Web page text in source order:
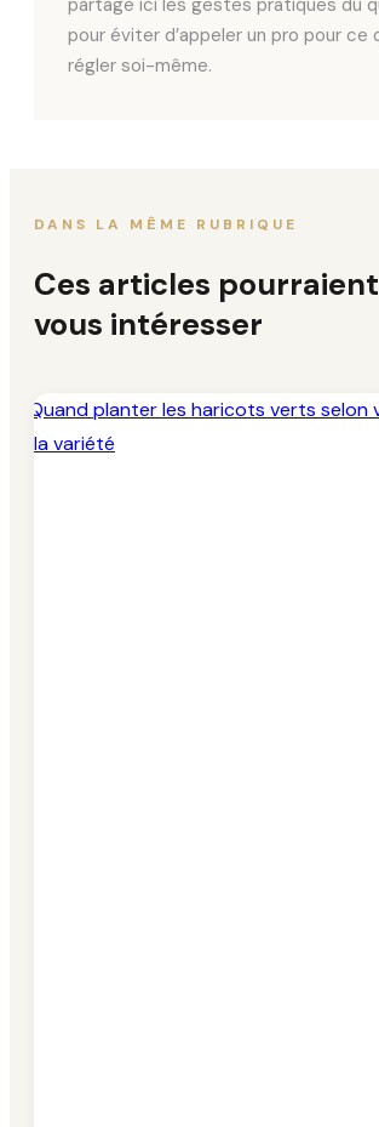
partage ici les gestes pratiques du
pour éviter d’appeler un pro pour ce
régler soi-même.
DANS LA MÊME RUBRIQUE
Ces articles
vous intéresser